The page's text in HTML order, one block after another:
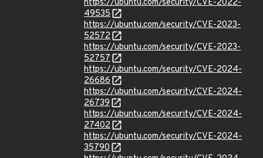
https://ubuntu.com/security/CVE-2022-
49535
https://ubuntu.com/security/CVE-2023-
52572
https://ubuntu.com/security/CVE-2023-
52757
https://ubuntu.com/security/CVE-2024-
26686
https://ubuntu.com/security/CVE-2024-
26739
https://ubuntu.com/security/CVE-2024-
27402
https://ubuntu.com/security/CVE-2024-
35790